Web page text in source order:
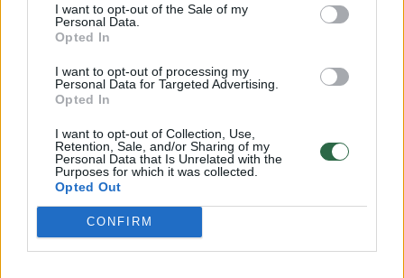
I want to opt-out of the Sale of my
Personal Data.
Opted In
I want to opt-out of processing my
Personal Data for Targeted Advertising.
Opted In
I want to opt-out of Collection, Use,
Retention, Sale, and/or Sharing of my
Personal Data that Is Unrelated with the
Purposes for which it was collected.
Opted Out
CONFIRM
Lrytas.lt
smarkiau ir su perkūnija, smarkesnės
perkūnijos, kruša labiausiai tikėtina
vakare, daugiausia pietiniuose,
pietrytiniuose ir rytiniuose rajonuose, kur
ilgiausia laikysis karštis, feisbuko